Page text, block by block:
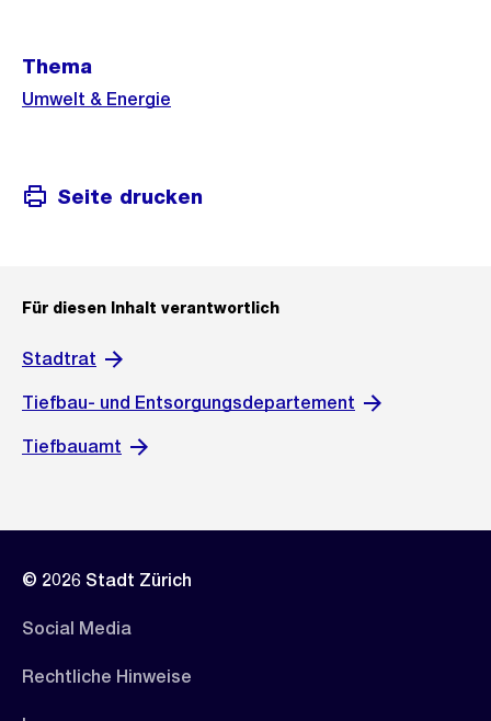
Weitere
Informationen
Thema
Umwelt & Energie
Seite drucken
Für diesen Inhalt verantwortlich
Stadtrat
Tiefbau- und Entsorgungsdepartement
Tiefbauamt
© 2026 Stadt Zürich
Social Media
Rechtliche Hinweise